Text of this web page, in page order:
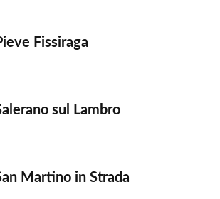
Fissiraga
sul Lambro
Martino in Strada